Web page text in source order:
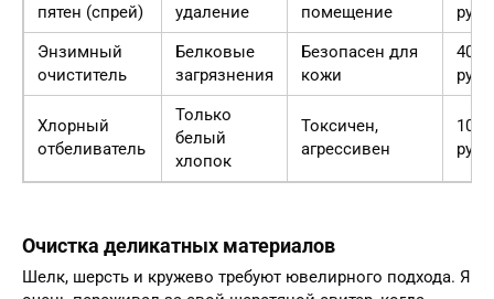
пятен (спрей) удаление помещение
руб.
Энзимный
очиститель
Белковые
загрязнения
Безопасен для
кожи
400-
руб.
Хлорный
отбеливатель
Только
белый
хлопок
Токсичен,
агрессивен
100-
руб.
Очистка деликатных материалов
Шелк, шерсть и кружево требуют ювелирного подхода. Я